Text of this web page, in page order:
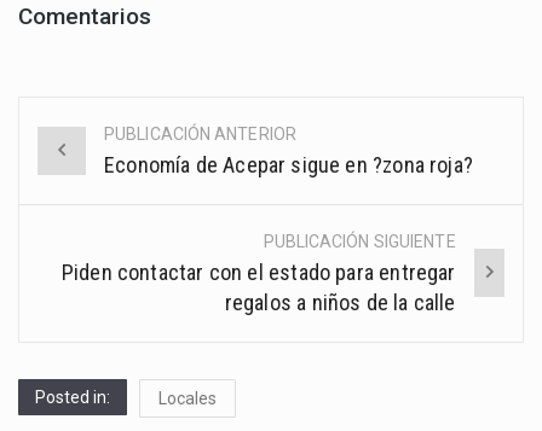
Comentarios
Post
PUBLICACIÓN ANTERIOR
Economía de Acepar sigue en ?zona roja?
PUBLICACIÓN SIGUIENTE
Piden contactar con el estado para entregar
regalos a niños de la calle
Posted in: Locales